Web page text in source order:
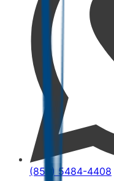
(852) 5484-4408